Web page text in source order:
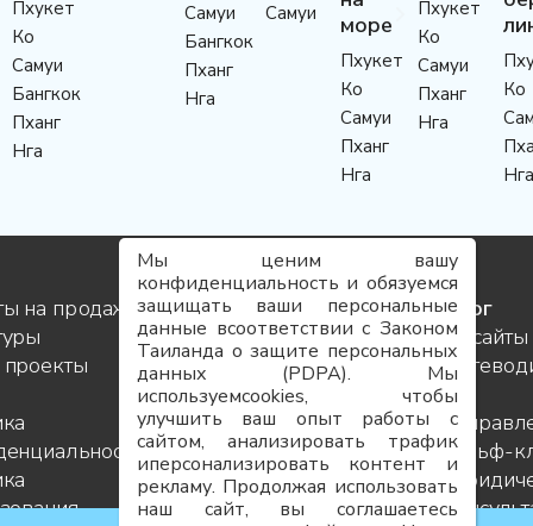
Пхукет
Ко
Самуи
Бангкок
Пханг
Нга
Самуи
Бангкок
Пханг
Нга
Самуи
море
Пхукет
Ко
Самуи
Пханг
Нга
Пхукет
Ко
Самуи
Пханг
Нга
Ко
на продажу
Услуги
Контакты
Команда
Карьера
FAQ
Карта
сайта
Блог
Инсайты
по
Гольф-
Мы ценим вашу
конфиденциальность и обязуемся
защищать ваши персональные
данные всоответствии с Законом
Таиланда о защите персональных
данных (PDPA). Мы
используемcookies, чтобы
улучшить ваш опыт работы с
сайтом, анализировать трафик
иперсонализировать контент и
рекламу. Продолжая использовать
наш сайт, вы соглашаетесь